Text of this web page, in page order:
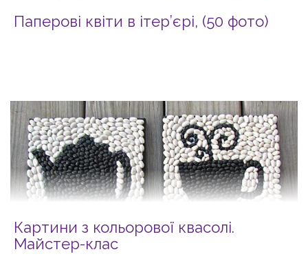
Паперові квіти в ітер’єрі, (50 фото)
Картини з кольорової квасолі.
Майстер-клас